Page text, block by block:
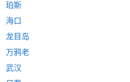
珀斯
海口
龙目岛
万鸦老
武汉